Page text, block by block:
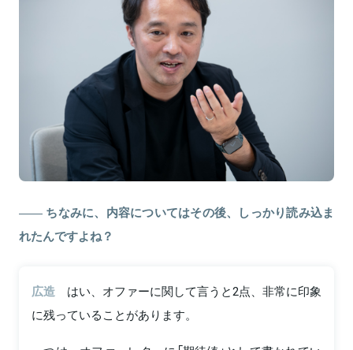
ちなみに、内容についてはその後、しっかり読み込ま
れたんですよね？
広造
はい、オファーに関して言うと2点、非常に印象
に残っていることがあります。